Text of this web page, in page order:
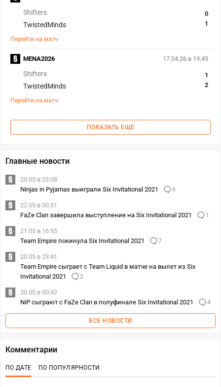
Shifters
TwistedMinds
0
1
Перейти на матч
17.04.26 в 19:45
Shifters
TwistedMinds
1
2
Перейти на матч
MENA2026
ПОКАЗАТЬ ЕЩЕ
Главные новости
23.05 в 23:08
Ninjas in Pyjamas выиграли Six Invitational 2021
6
22.05 в 00:31
FaZe Clan завершила выступление на Six Invitational 2021
1
21.05 в 16:55
Team Empire покинула Six Invitational 2021
7
20.05 в 23:41
Team Empire сыграет с Team Liquid в матче на вылет из Six
Invitational 2021
2
20.05 в 00:42
NiP сыграют с FaZe Clan в полуфинале Six Invitational 2021
4
ВСЕ НОВОСТИ
Комментарии
ПО ДАТЕ ПО ПОПУЛЯРНОСТИ